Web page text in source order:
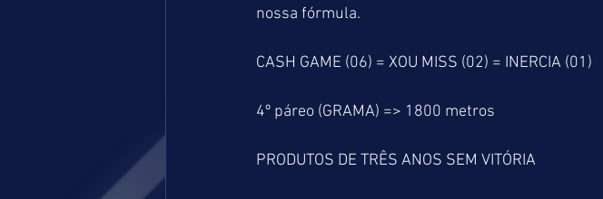
nossa fórmula.
CASH GAME (06) = XOU MISS (02) = INERCIA (01)
4º páreo (GRAMA) => 1800 metros
PRODUTOS DE TRÊS ANOS SEM VITÓRIA